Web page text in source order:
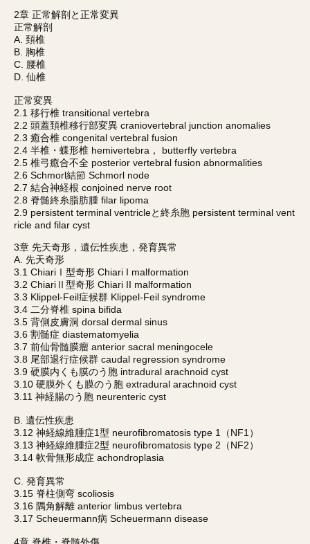
2章 正常解剖と正常変異
正常解剖
A. 頚椎
B. 胸椎
C. 腰椎
D. 仙椎
正常変異
2.1 移行椎 transitional vertebra
2.2 頭蓋頚椎移行部変異 craniovertebral junction anomalies
2.3 癒合椎 congenital vertebral fusion
2.4 半椎・蝶形椎 hemivertebra， butterfly vertebra
2.5 椎弓癒合不全 posterior vertebral fusion abnormalities
2.6 Schmorl結節 Schmorl node
2.7 結合神経根 conjoined nerve root
2.8 脊髄終糸脂肪腫 filar lipoma
2.9 persistent terminal ventricleと終糸胞 persistent terminal vent
ricle and filar cyst
3章 先天奇形，遺伝性疾患，発育異常
A. 先天奇形
3.1 ChiariⅠ型奇形 Chiari I malformation
3.2 ChiariⅡ型奇形 Chiari II malformation
3.3 Klippel-Feil症候群 Klippel-Feil syndrome
3.4 二分脊椎 spina bifida
3.5 背側皮膚洞 dorsal dermal sinus
3.6 割髄症 diastematomyelia
3.7 前仙骨髄膜瘤 anterior sacral meningocele
3.8 尾部退行症候群 caudal regression syndrome
3.9 硬膜内くも膜のう胞 intradural arachnoid cyst
3.10 硬膜外くも膜のう胞 extradural arachnoid cyst
3.11 神経腸のう胞 neurenteric cyst
B. 遺伝性疾患
3.12 神経線維腫症1型 neurofibromatosis type 1（NF1）
3.13 神経線維腫症2型 neurofibromatosis type 2（NF2）
3.14 軟骨無形成症 achondroplasia
C. 発育異常
3.15 脊柱側弯 scoliosis
3.16 隅角解離 anterior limbus vertebra
3.17 Scheuermann病 Scheuermann disease